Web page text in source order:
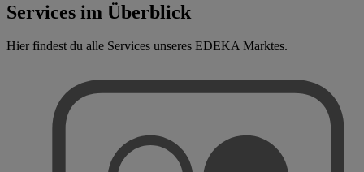
Services im Überblick
Hier findest du alle Services unseres EDEKA Marktes.